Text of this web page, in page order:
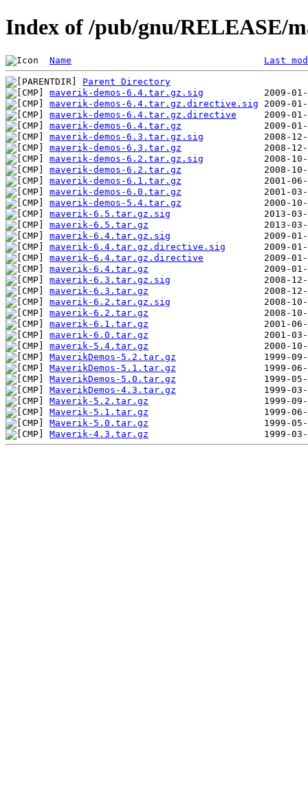
Index of /pub/gnu/RELEASE/
Name Last
Parent Directory
maverik-demos-6.4.tar.gz.sig
maverik-demos-6.4.tar.gz.directive.sig
maverik-demos-6.4.tar.gz.directive
maverik-demos-6.4.tar.gz
maverik-demos-6.3.tar.gz.sig
maverik-demos-6.3.tar.gz
maverik-demos-6.2.tar.gz.sig
maverik-demos-6.2.tar.gz
maverik-demos-6.1.tar.gz
maverik-demos-6.0.tar.gz
maverik-demos-5.4.tar.gz
maverik-6.5.tar.gz.sig
maverik-6.5.tar.gz
maverik-6.4.tar.gz.sig
maverik-6.4.tar.gz.directive.sig
maverik-6.4.tar.gz.directive
maverik-6.4.tar.gz
maverik-6.3.tar.gz.sig
maverik-6.3.tar.gz
maverik-6.2.tar.gz.sig
maverik-6.2.tar.gz
maverik-6.1.tar.gz
maverik-6.0.tar.gz
maverik-5.4.tar.gz
MaverikDemos-5.2.tar.gz
MaverikDemos-5.1.tar.gz
MaverikDemos-5.0.tar.gz
MaverikDemos-4.3.tar.gz
Maverik-5.2.tar.gz
Maverik-5.1.tar.gz
Maverik-5.0.tar.gz
Maverik-4.3.tar.gz